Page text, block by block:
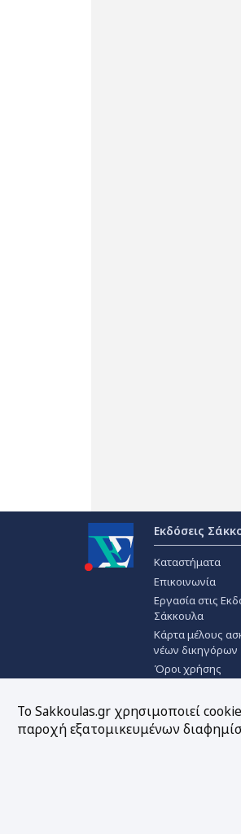
Εκδόσεις
Καταστήματα
Επικοινωνία
Εργασία στις
Σάκκουλα
Κάρτα μέλους
νέων δικηγόρων
Όροι χρήσης
Χρήση Cookies
Το Sakkoulas.gr χρησιμοποιεί
παροχή εξατομικευμένων